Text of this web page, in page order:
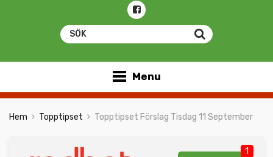
Menu
Hem Topptipset Topptipset Förslag Tisdag 11 September
1